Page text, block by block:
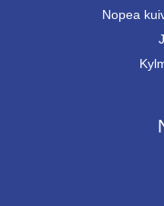
Nopea